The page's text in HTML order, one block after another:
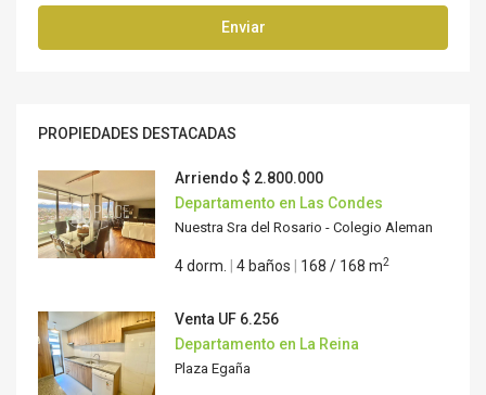
Enviar
PROPIEDADES DESTACADAS
Arriendo $ 2.800.000
Departamento en Las Condes
Nuestra Sra del Rosario - Colegio Aleman
4 dorm. 4 baños 168 / 168 m2
Venta UF 6.256
Departamento en La Reina
Plaza Egaña